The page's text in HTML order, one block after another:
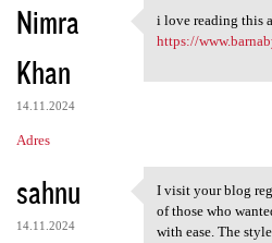
Nimra
Khan
14.11.2024
Adres
i love reading
i love reading this
https://
sahnu
14.11.2024
I visit your blog
I visit your blog
of those who
with ease. The